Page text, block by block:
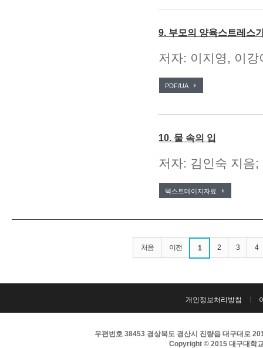
9. 부모의 양육스트레스
저자: 이지영, 이
PDF/UA
10. 물 속의 입
저자: 김인숙 지음
텍스트데이지자료
처음 이전 1 2 3 4
개인정보처리방침
우편번호 38453 경상북도 경산시 진량읍 대구대로
Copyright © 2015 대구대학